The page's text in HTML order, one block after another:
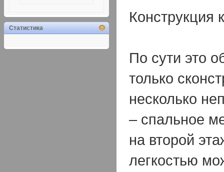
Конструкция
По сути это
только
несколько
– спальное
на второй
легкостью
Статистика